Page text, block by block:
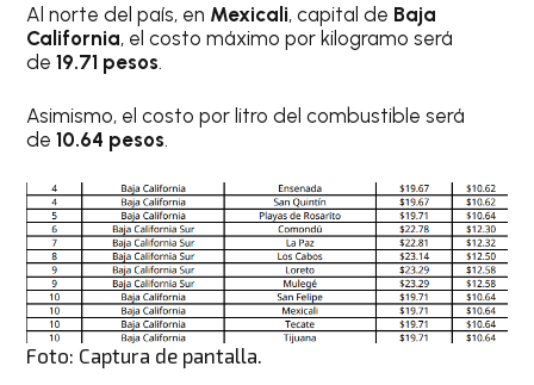
Al norte del país, en Mexicali, capital de Baja
California, el costo máximo por kilogramo será
de19.71 pesos.
Asimismo, el costo por litro del combustible será
de10.64 pesos.
Foto: Captura de pantalla.